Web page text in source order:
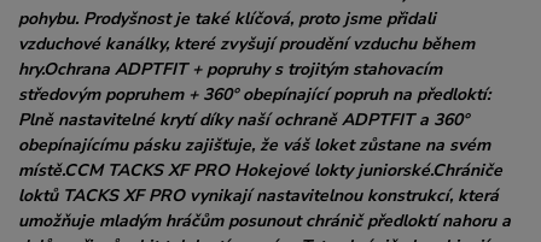
pohybu. Prodyšnost je také klíčová, proto jsme přidali
vzduchové kanálky, které zvyšují proudění vzduchu během
hry.Ochrana ADPTFIT + popruhy s trojitým stahovacím
středovým popruhem + 360° obepínající popruh na předloktí:
Plně nastavitelné krytí díky naší ochraně ADPTFIT a 360°
obepínajícímu pásku zajišťuje, že váš loket zůstane na svém
místě.CCM TACKS XF PRO Hokejové lokty juniorské.Chrániče
loktů TACKS XF PRO vynikají nastavitelnou konstrukcí, která
umožňuje mladým hráčům posunout chránič předloktí nahoru a